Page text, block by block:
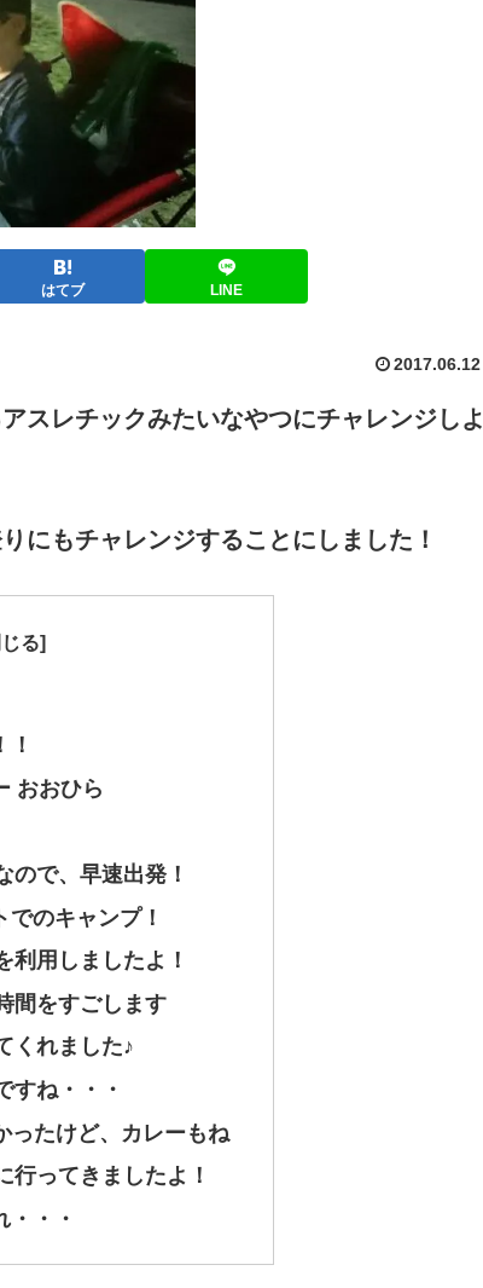
はてブ LINE
2017.06.12
スレチックみたいなやつにチャレンジしよ
にもチャレンジすることにしました！
おおひら
ので、早速出発！
のキャンプ！
利用しましたよ！
間をすごします
くれました♪
すね・・・
ったけど、カレーもね
行ってきましたよ！
・・